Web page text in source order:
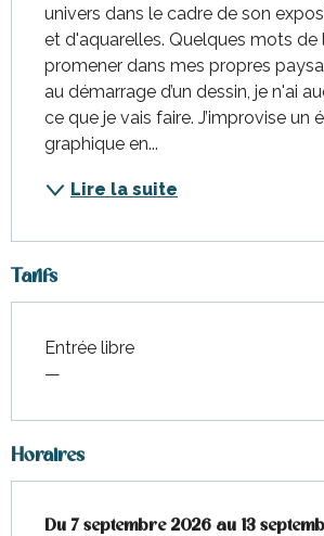
univers dans le cadre de son
et d'aquarelles. Quelques mots de
promener dans mes propres
au démarrage d’un dessin, je n'ai
ce que je vais faire. J’improvise un
graphique en...
Lire la suite
Tarifs
Entrée libre
—
Horaires
Du 7 septembre 2026 au 13
Du 7 septembre 2026 au 13